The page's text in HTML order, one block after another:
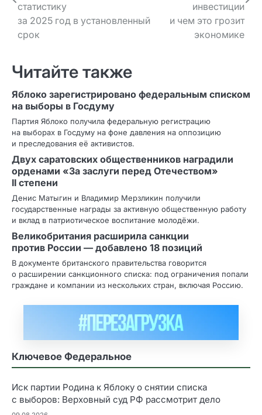
статистику
за 2025 год в установленный
срок
инвестиции
и чем это грозит
экономике
Читайте также
Яблоко зарегистрировано федеральным списком
на выборы в Госдуму
Партия Яблоко получила федеральную регистрацию
на выборах в Госдуму на фоне давления на оппозицию
и преследования её активистов.
Двух саратовских общественников наградили
орденами «За заслуги перед Отечеством»
II степени
Денис Матыгин и Владимир Мерзликин получили
государственные награды за активную общественную работу
и вклад в патриотическое воспитание молодёжи.
Великобритания расширила санкции
против России — добавлено 18 позиций
В документе британского правительства говорится
о расширении санкционного списка: под ограничения попали
граждане и компании из нескольких стран, включая Россию.
Ключевое Федеральное
Иск партии Родина к Яблоку о снятии списка
с выборов: Верховный суд РФ рассмотрит дело